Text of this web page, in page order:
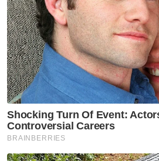
BISNES
Unit tidak
tanah 14.83
Cyberjaya
BISNES
Rizab
meningkat
bilion
BISNES